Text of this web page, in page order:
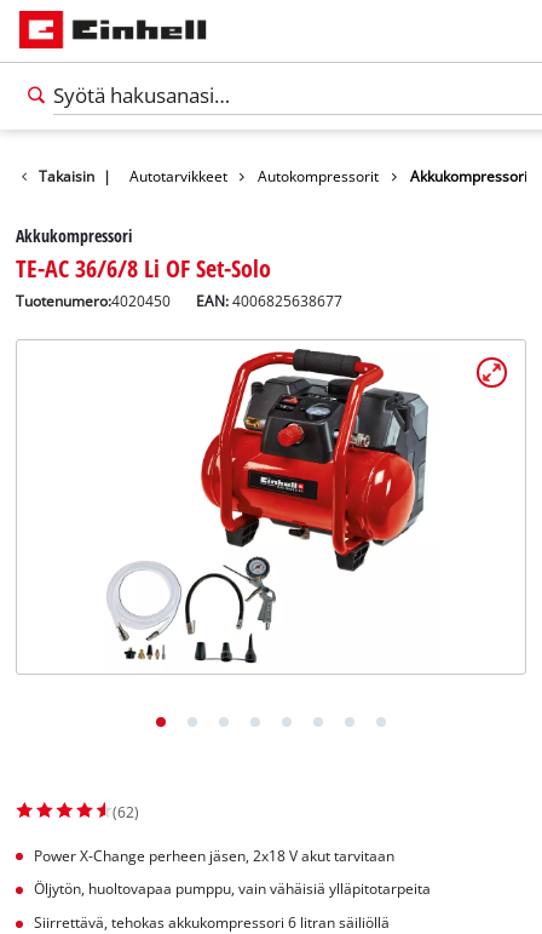
Takaisin |
Vapaa-aika Autotarvikkeet Autokompressorit Akkukompressori
Akkukompressori
TE-AC 36/6/8 Li OF Set-Solo
Tuotenumero:4020450 EAN:4006825638677
(62)
Power X-Change perheen jäsen, 2x18 V akut tarvitaan
Öljytön, huoltovapaa pumppu, vain vähäisiä ylläpitotarpeita
Siirrettävä, tehokas akkukompressori 6 litran säiliöllä